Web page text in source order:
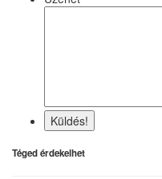
Küldés!
Téged érdekelhet